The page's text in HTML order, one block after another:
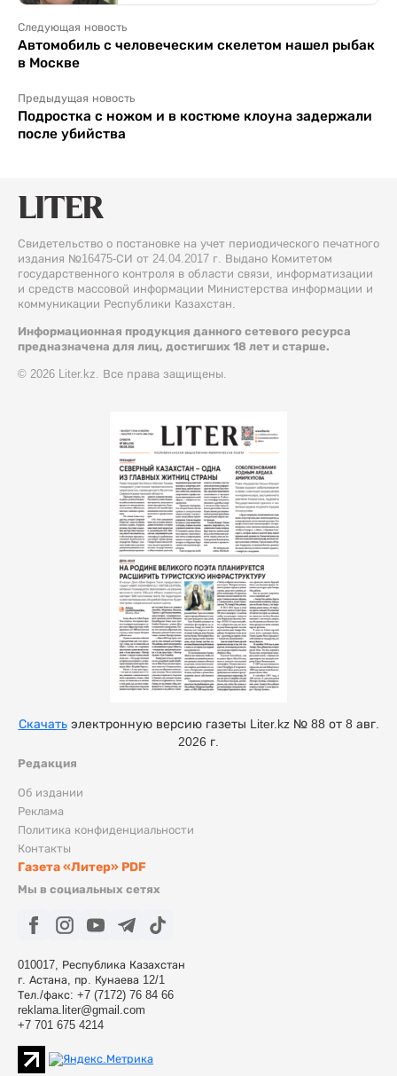
Следующая новость
Автомобиль с человеческим скелетом нашел рыбак
в Москве
Предыдущая новость
Подростка с ножом и в костюме клоуна задержали
после убийства
Свидетельство о постановке на учет периодического печатного
издания №16475-СИ от 24.04.2017 г. Выдано Комитетом
государственного контроля в области связи, информатизации
и средств массовой информации Министерства информации и
коммуникации Республики Казахстан.
Информационная продукция данного сетевого ресурса
предназначена для лиц, достигших 18 лет и старше.
© 2026 Liter.kz. Все права защищены.
Редакция
Об издании
Реклама
Политика конфиденциальности
Контакты
Газета «Литер» PDF
Мы в социальных сетях
010017, Республика Казахстан
г. Астана, пр. Кунаева 12/1
Тел./факс: +7 (7172) 76 84 66
reklama.liter@gmail.com
+7 701 675 4214
Скачатьэлектронную версию газеты Liter.kz № 88 от 8 авг.
2026 г.